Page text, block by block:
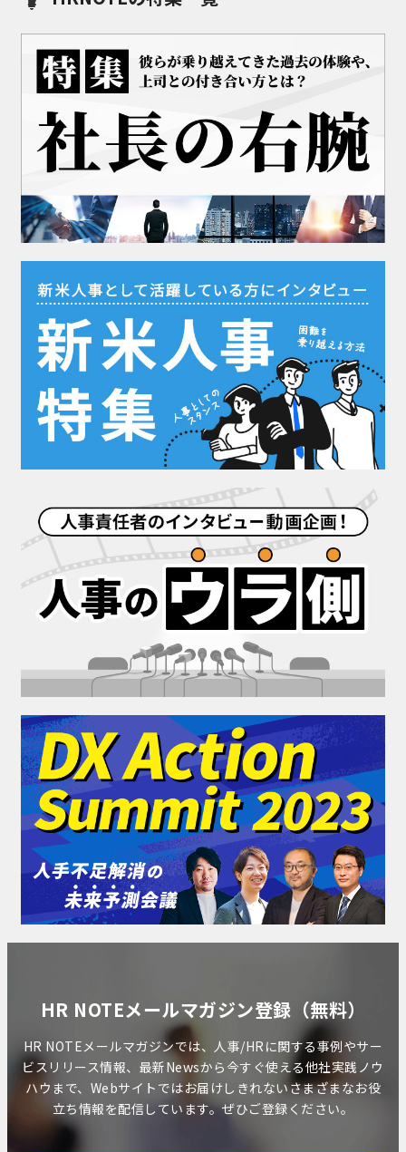
HR NOTEメールマガジン登録（無料）
HR NOTEメールマガジンでは、人事/HRに関する事例やサー
ビスリリース情報、最新Newsから今すぐ使える他社実践ノウ
ハウまで、Webサイトではお届けしきれないさまざまなお役
立ち情報を配信しています。ぜひご登録ください。